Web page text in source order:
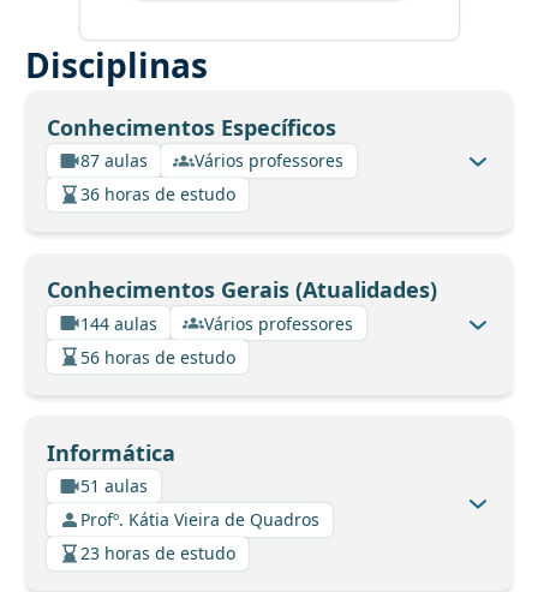
Disciplinas
Conhecimentos Específicos
87 aulas
Vários professores
36 horas de estudo
Conhecimentos Gerais (Atualidades)
144 aulas
Vários professores
56 horas de estudo
Informática
51 aulas
Profº. Kátia Vieira de Quadros
23 horas de estudo